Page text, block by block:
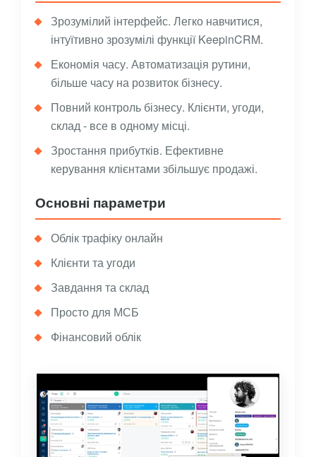
Зрозумілий інтерфейс. Легко навчитися,
інтуїтивно зрозумілі функції KeepinCRM.
Економія часу. Автоматизація рутини,
більше часу на розвиток бізнесу.
Повний контроль бізнесу. Клієнти, угоди,
склад - все в одному місці.
Зростання прибутків. Ефективне
керування клієнтами збільшує продажі.
Основні параметри
Облік трафіку онлайн
Клієнти та угоди
Завдання та склад
Просто для МСБ
Фінансовий облік